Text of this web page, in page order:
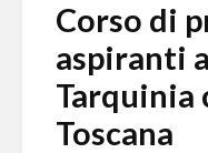
Corso di
aspiranti
Tarquinia
Toscana